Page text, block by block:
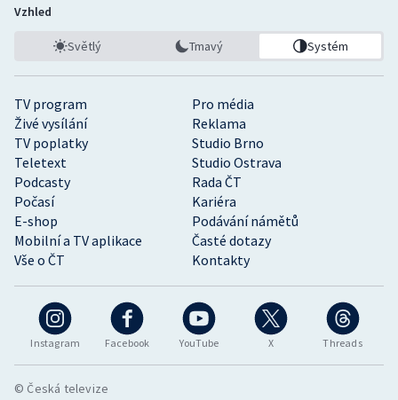
Instagram Facebook YouTube X Threads
TV program
Pro média
Živé vysílání
Reklama
TV poplatky
Studio Brno
Teletext
Studio Ostrava
Podcasty
Rada ČT
Počasí
Kariéra
E-shop
Podávání námětů
Mobilní a TV aplikace
Časté dotazy
Vše o ČT
Kontakty
Vzhled
Světlý Tmavý Systém
© Česká televize